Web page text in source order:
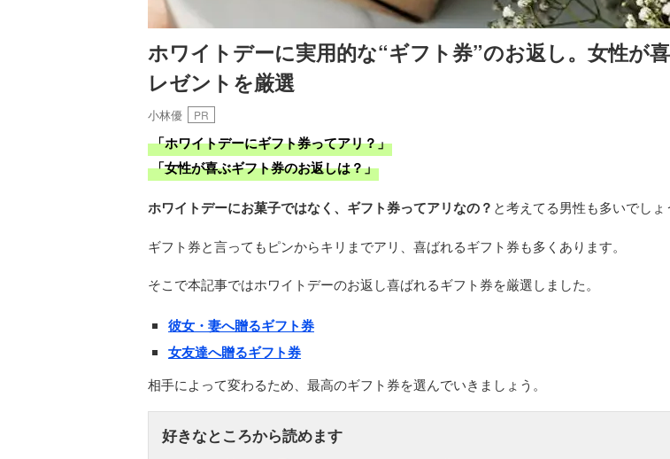
ホワイトデーに実用的な“ギフト券”のお返し。女性が
レゼントを厳選
小林優 PR
「ホワイトデーにギフト券ってアリ？」
「女性が喜ぶギフト券のお返しは？」
ホワイトデーにお菓子ではなく、ギフト券ってアリなの？ と考えてる男性も多いでしょ
ギフト券と言ってもピンからキリまでアリ、喜ばれるギフト券も多くあります。
そこで本記事ではホワイトデーのお返し喜ばれるギフト券を厳選しました。
彼女・妻へ贈るギフト券
女友達へ贈るギフト券
相手によって変わるため、最高のギフト券を選んでいきましょう。